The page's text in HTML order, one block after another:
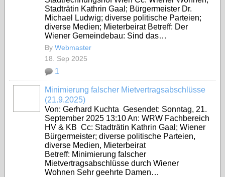
Stadträtin Kathrin Gaal; Bürgermeister Dr.
Michael Ludwig; diverse politische Parteien;
diverse Medien; Mieterbeirat Betreff: Der
Wiener Gemeindebau: Sind das…
By Webmaster
18. Sep 2025
1
Minimierung falscher Mietvertragsabschlüsse
(21.9.2025)
Von: Gerhard Kuchta Gesendet: Sonntag, 21.
September 2025 13:10 An: WRW Fachbereich
HV & KB Cc: Stadträtin Kathrin Gaal; Wiener
Bürgermeister; diverse politische Parteien,
diverse Medien, Mieterbeirat
Betreff: Minimierung falscher
Mietvertragsabschlüsse durch Wiener
Wohnen Sehr geehrte Damen…